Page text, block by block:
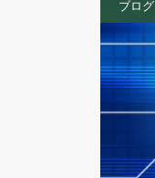
ブログ